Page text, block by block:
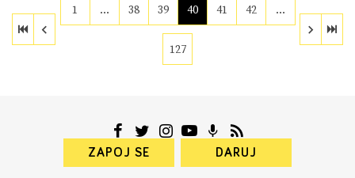
1 … 38 39 40 41 42 …
127
ZAPOJ SE DARUJ